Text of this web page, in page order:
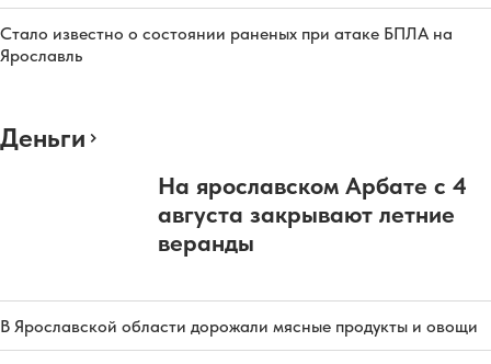
Стало известно о состоянии раненых при атаке БПЛА на
Ярославль
Деньги
На ярославском Арбате с 4
августа закрывают летние
веранды
В Ярославской области дорожали мясные продукты и овощи